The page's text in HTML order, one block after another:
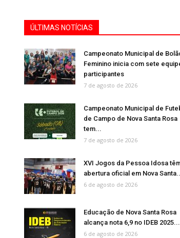
ÚLTIMAS NOTÍCIAS
Campeonato Municipal de
Feminino inicia com sete
participantes
7 de agosto de 2026
Campeonato Municipal de
de Campo de Nova Santa Rosa
tem...
7 de agosto de 2026
XVI Jogos da Pessoa Idosa
abertura oficial em Nova
6 de agosto de 2026
Educação de Nova Santa Rosa
alcança nota 6,9 no IDEB 2025...
6 de agosto de 2026